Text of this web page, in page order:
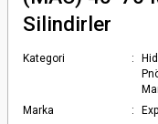
Silindirler
Kategori
Marka